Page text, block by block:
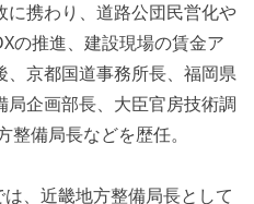
携わり、道路公団民営化や
の推進、建設現場の賃金ア
、京都国道事務所長、福岡県
企画部長、大臣官房技術調
備局長などを歴任。
、近畿地方整備局長として